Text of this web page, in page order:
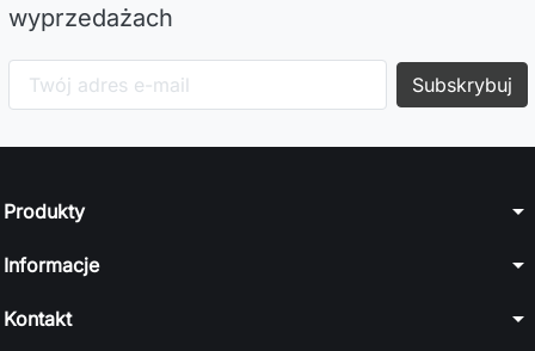
wyprzedażach
Produkty arrow_drop_down
Informacje arrow_drop_down
Kontakt arrow_drop_down